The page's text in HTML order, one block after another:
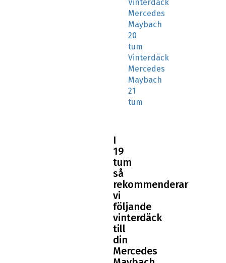
Vinterdäck
Mercedes
Maybach
20
tum
Vinterdäck
Mercedes
Maybach
21
tum
I
19
tum
så
rekommenderar
vi
följande
vinterdäck
till
din
Mercedes